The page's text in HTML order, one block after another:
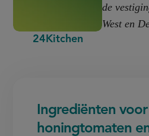
24Kitchen
de
West en
Ingrediënten
honingtomaten